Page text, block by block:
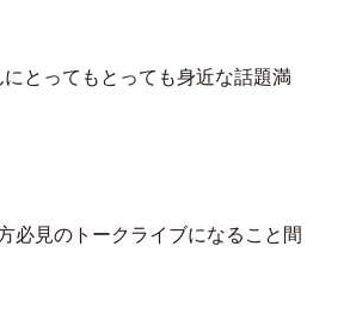
とってもとっても身近な話題満
必見のトークライブになること間